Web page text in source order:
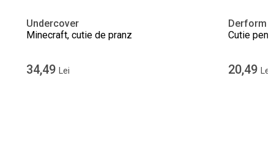
Undercover
Minecraft, cutie de pranz
34,49 Lei
Derform
Cutie
20,49 Lei